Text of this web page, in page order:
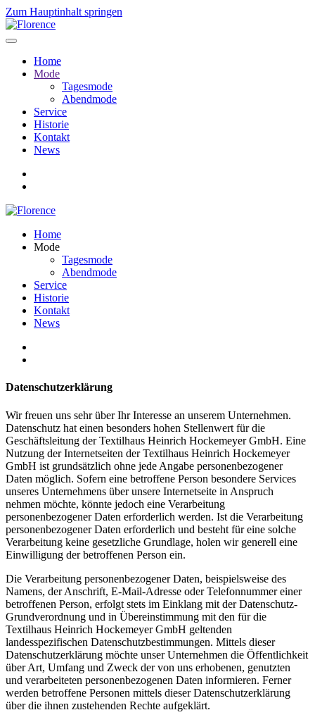
Zum Hauptinhalt springen
Home
Mode
Tagesmode
Abendmode
Service
Historie
Kontakt
News
Home
Mode
Tagesmode
Abendmode
Service
Historie
Kontakt
News
Datenschutzerklärung
Wir freuen uns sehr über Ihr Interesse an unserem Unternehmen.
Datenschutz hat einen besonders hohen Stellenwert für die
Geschäftsleitung der Textilhaus Heinrich Hockemeyer GmbH. Eine
Nutzung der Internetseiten der Textilhaus Heinrich Hockemeyer
GmbH ist grundsätzlich ohne jede Angabe personenbezogener
Daten möglich. Sofern eine betroffene Person besondere Services
unseres Unternehmens über unsere Internetseite in Anspruch
nehmen möchte, könnte jedoch eine Verarbeitung
personenbezogener Daten erforderlich werden. Ist die Verarbeitung
personenbezogener Daten erforderlich und besteht für eine solche
Verarbeitung keine gesetzliche Grundlage, holen wir generell eine
Einwilligung der betroffenen Person ein.
Die Verarbeitung personenbezogener Daten, beispielsweise des
Namens, der Anschrift, E-Mail-Adresse oder Telefonnummer einer
betroffenen Person, erfolgt stets im Einklang mit der Datenschutz-
Grundverordnung und in Übereinstimmung mit den für die
Textilhaus Heinrich Hockemeyer GmbH geltenden
landesspezifischen Datenschutzbestimmungen. Mittels dieser
Datenschutzerklärung möchte unser Unternehmen die Öffentlichkeit
über Art, Umfang und Zweck der von uns erhobenen, genutzten
und verarbeiteten personenbezogenen Daten informieren. Ferner
werden betroffene Personen mittels dieser Datenschutzerklärung
über die ihnen zustehenden Rechte aufgeklärt.